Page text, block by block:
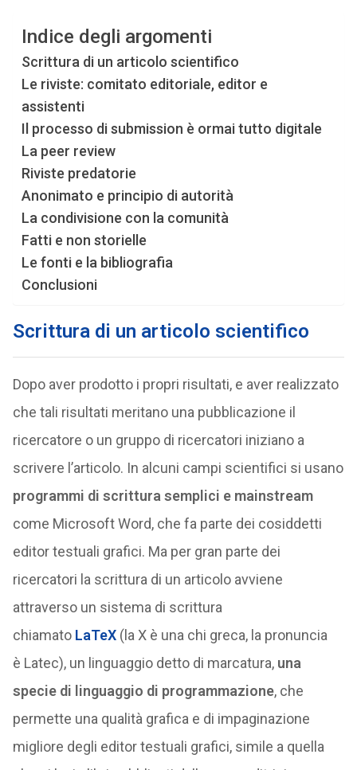
Indice degli argomenti
Scrittura di un articolo scientifico
Le riviste: comitato editoriale, editor e
assistenti
Il processo di submission è ormai tutto digitale
La peer review
Riviste predatorie
Anonimato e principio di autorità
La condivisione con la comunità
Fatti e non storielle
Le fonti e la bibliografia
Conclusioni
Scrittura di un articolo scientifico
Dopo aver prodotto i propri risultati, e aver realizzato
che tali risultati meritano una pubblicazione il
ricercatore o un gruppo di ricercatori iniziano a
scrivere l’articolo. In alcuni campi scientifici si usano
programmi di scrittura semplici e mainstream
come Microsoft Word, che fa parte dei cosiddetti
editor testuali grafici. Ma per gran parte dei
ricercatori la scrittura di un articolo avviene
attraverso un sistema di scrittura
chiamato LaTeX(la X è una chi greca, la pronuncia
è Latec), un linguaggio detto di marcatura, una
specie di linguaggio di programmazione, che
permette una qualità grafica e di impaginazione
migliore degli editor testuali grafici, simile a quella